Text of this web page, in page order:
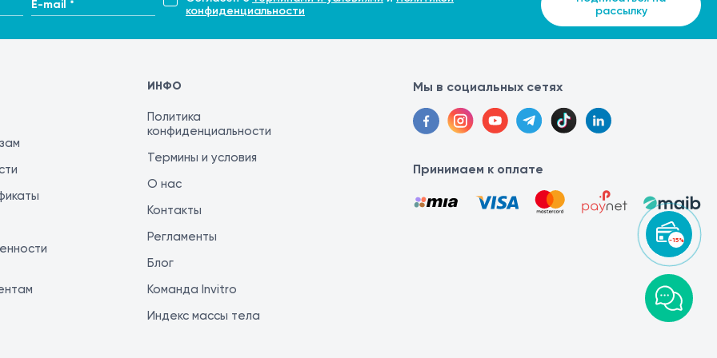
кожи;
ожог, признаки инфекции) необходимо обратиться к специалисту.
-15%
конфиденциальности
рассылку
ИНФО
Политика
конфиденциальности
Термины и условия
О нас
Контакты
Регламенты
Блог
Команда Invitro
Индекс массы тела
Мы в социальных сетях
Принимаем к оплате